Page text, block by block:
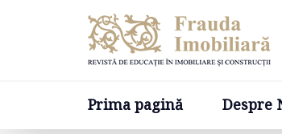
Prima pagină Despre
Prima pagină Despre Noi